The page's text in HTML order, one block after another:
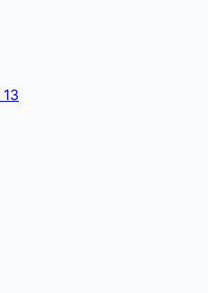
13